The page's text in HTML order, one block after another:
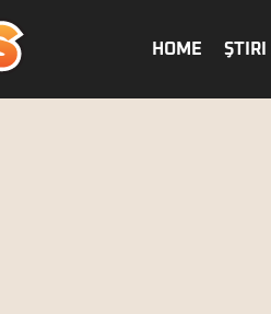
HOME ŞTIRI